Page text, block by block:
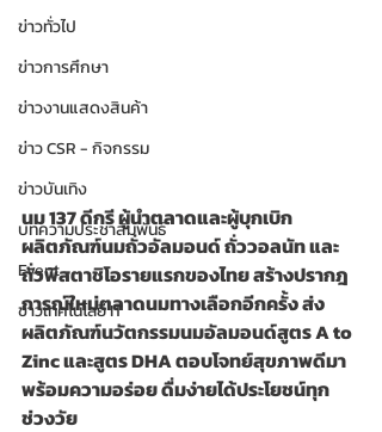
ข่าวทั่วไป
ข่าวการศึกษา
ข่าวงานแสดงสินค้า
ข่าว CSR - กิจกรรม
ข่าวบันเทิง
บทความประชาสัมพันธ์
Event
ข่าวเทคโนโลยี IT
นม 137 ดีกรี ผู้นำตลาดและผู้บุกเบิก
ผลิตภัณฑ์นมถั่วอัลมอนด์ ถั่ววอลนัท และ
ถั่วพิสตาชิโอรายแรกของไทย สร้างปรากฎ
การณ์ใหม่ตลาดนมทางเลือกอีกครั้ง ส่ง
ผลิตภัณฑ์นวัตกรรมนมอัลมอนด์สูตร A to
Zinc และสูตร DHA ตอบโจทย์สุขภาพดีมา
พร้อมความอร่อย ดื่มง่ายได้ประโยชน์ทุก
ช่วงวัย